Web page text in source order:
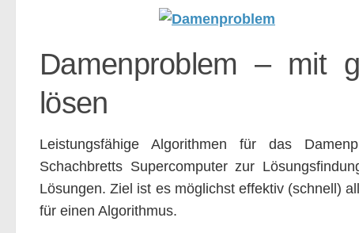
Damenproblem – mit
lösen
Leistungsfähige Algorithmen für das
Schachbretts Supercomputer zur
Lösungen. Ziel ist es möglichst effektiv (schnell)
für einen Algorithmus.